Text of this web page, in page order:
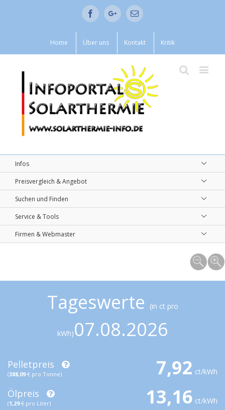
FacebookGoogle+Email
Home Über uns Kontakt Kritik
Infos
Preisvergleich & Angebot
Suchen und Finden
Service & Tools
Firmen & Webmaster
Tageswerte (in ct pro
kWh)07.08.2026
Pelletpreis
(388,09€ pro Tonne) 7,92 ct/kWh
Ölpreis
(1,29€ pro Liter) 13,16 ct/kWh